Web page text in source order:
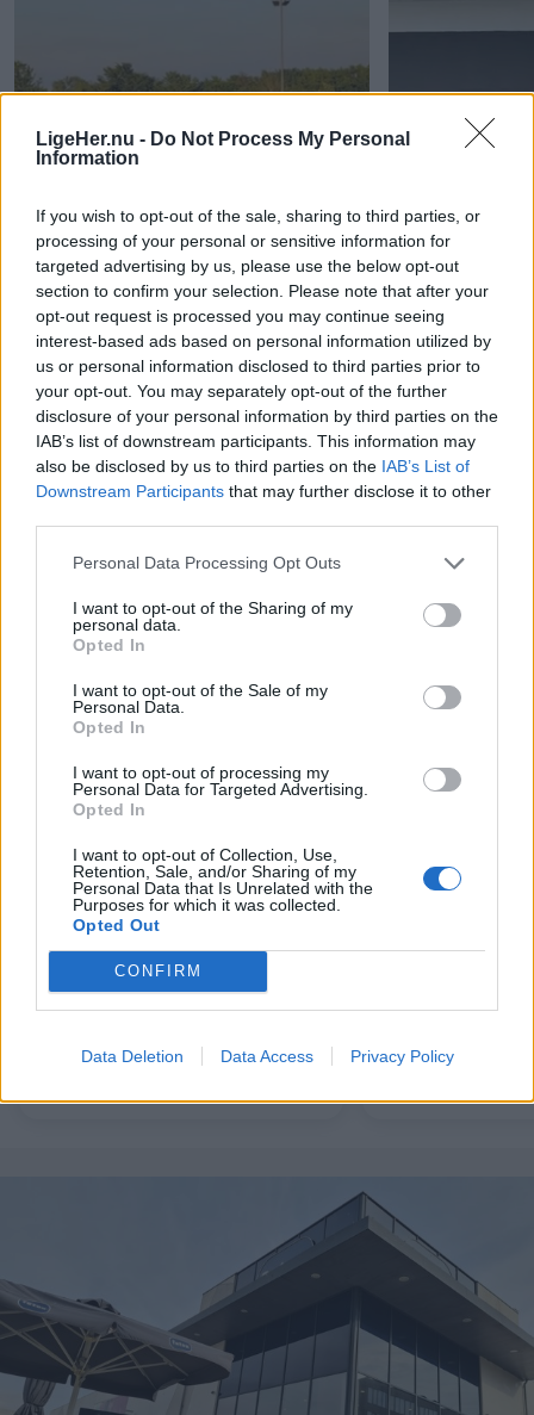
LigeHer.nu - Do Not Process My Personal
Information
If you wish to opt-out of the sale, sharing to third parties, or
processing of your personal or sensitive information for
targeted advertising by us, please use the below opt-out
section to confirm your selection. Please note that after your
opt-out request is processed you may continue seeing
interest-based ads based on personal information utilized by
us or personal information disclosed to third parties prior to
your opt-out. You may separately opt-out of the further
disclosure of your personal information by third parties on the
IAB’s list of downstream participants. This information may
also be disclosed by us to third parties on the IAB’s List of
Downstream Participants that may further disclose it to other
Personal Data Processing Opt Outs
I want to opt-out of the Sharing of my
personal data.
Opted In
I want to opt-out of the Sale of my
Personal Data.
Opted In
I want to opt-out of processing my
Personal Data for Targeted Advertising.
Opted In
I want to opt-out of Collection, Use,
Retention, Sale, and/or Sharing of my
Personal Data that Is Unrelated with the
Purposes for which it was collected.
Opted Out
CONFIRM
Data Deletion Data Access Privacy Policy
har fået en god
Andre læser også
studerende på landets
professionshøjskoler
25 år: - Jeg
arbejde